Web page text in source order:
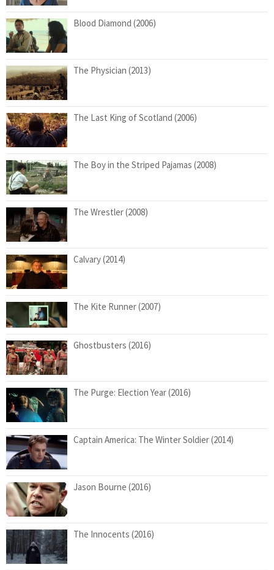
Blood Diamond (2006)
The Physician (2013)
The Last King of Scotland (2006)
The Boy in the Striped Pajamas (2008)
The Wrestler (2008)
Calvary (2014)
The Kite Runner (2007)
Ghostbusters (2016)
The Purge: Election Year (2016)
Captain America: The Winter Soldier (2014)
Jason Bourne (2016)
The Innocents (2016)